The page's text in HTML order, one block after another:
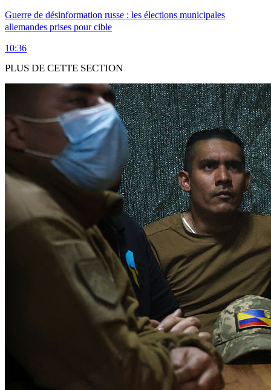
Guerre de désinformation russe : les élections municipales
allemandes prises pour cible
10:36
PLUS DE CETTE SECTION